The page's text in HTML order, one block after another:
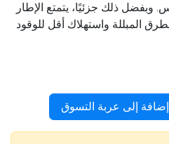
ذلك جزئيًا، يتمتع الإطار
المبللة واستهلاك أقل للوقود
إضافة إلى عربة التسوق